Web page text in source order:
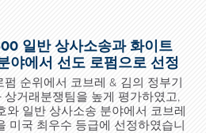
일반 상사소송과 화이트
야에서 선도 로펌으로 선정
순위에서 코브레 & 김의 정부기
거래분쟁팀을 높게 평가하였고,
와 일반 상사소송 분야에서 코브레
미국 최우수 등급에 선정하였습니